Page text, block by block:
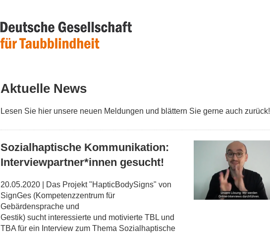
Aktuelle News
Lesen Sie hier unsere neuen Meldungen und blättern Sie gerne auch zurück!
Sozialhaptische Kommunikation:
Interviewpartner*innen gesucht!
20.05.2020 | Das Projekt "HapticBodySigns" von
SignGes (Kompetenzzentrum für
Gebärdensprache und
Gestik) sucht interessierte und motivierte TBL und
TBA für ein Interview zum Thema Sozialhaptische